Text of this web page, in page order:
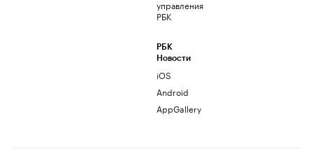
управления
РБК
РБК
Новости
iOS
Android
AppGallery